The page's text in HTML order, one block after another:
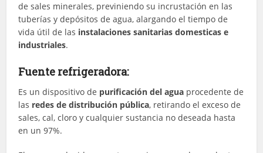
de sales minerales, previniendo su incrustación en las
tuberías y depósitos de agua, alargando el tiempo de
vida útil de las instalaciones sanitarias domesticas e
industriales.
Fuente refrigeradora:
Es un dispositivo de purificación del agua procedente de
las redes de distribución pública, retirando el exceso de
sales, cal, cloro y cualquier sustancia no deseada hasta
en un 97%.